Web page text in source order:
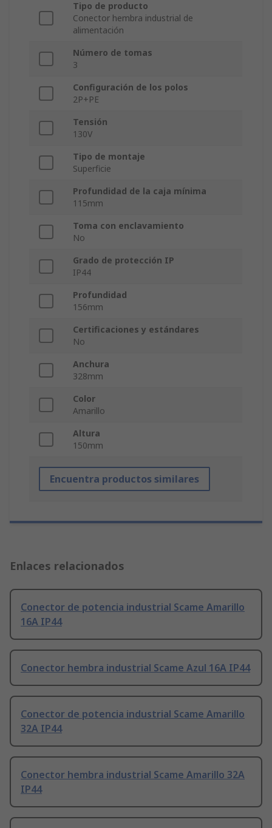
Tipo de producto
Conector hembra industrial de
alimentación
Número de tomas
3
Configuración de los polos
2P+PE
Tensión
130V
Tipo de montaje
Superficie
Profundidad de la caja mínima
115mm
Toma con enclavamiento
No
Grado de protección IP
IP44
Profundidad
156mm
Certificaciones y estándares
No
Anchura
328mm
Color
Amarillo
Altura
150mm
Encuentra productos similares
Enlaces relacionados
Conector de potencia industrial Scame Amarillo
16A IP44
Conector hembra industrial Scame Azul 16A IP44
Conector de potencia industrial Scame Amarillo
32A IP44
Conector hembra industrial Scame Amarillo 32A
IP44